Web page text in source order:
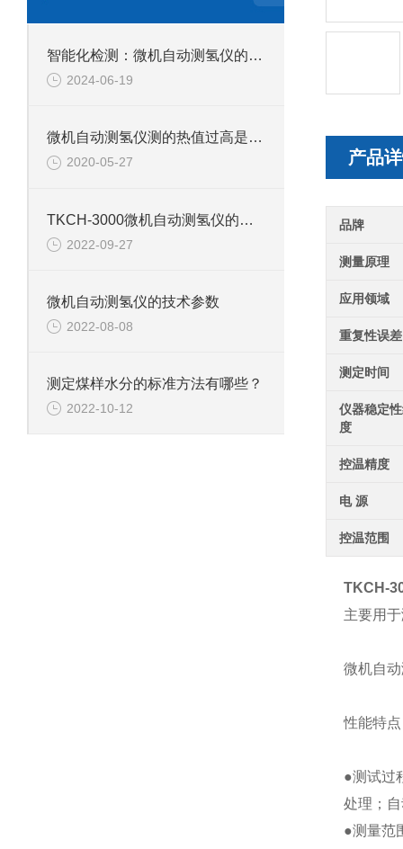
产品
品牌
测量原理
应用领域
重复性误差
测定时间
仪器稳定
度
控温精度
电 源
控温范围
TKCH-
主要用
微机自
性能特点
●测试过
处理；
●测量范
智能化检测：微机自动测氢仪的未来展望
2024-06-19
微机自动测氢仪测的热值过高是什么原因
2020-05-27
TKCH-3000微机自动测氢仪的产品介绍
2022-09-27
微机自动测氢仪的技术参数
2022-08-08
测定煤样水分的标准方法有哪些？
2022-10-12